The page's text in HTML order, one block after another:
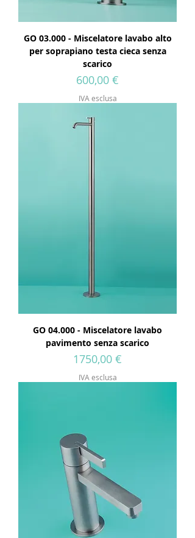
GO 03.000 - Miscelatore lavabo alto
per soprapiano testa cieca senza
scarico
Prezzo
600,00 €
IVA esclusa
GO 04.000 - Miscelatore lavabo
pavimento senza scarico
Prezzo
1750,00 €
IVA esclusa